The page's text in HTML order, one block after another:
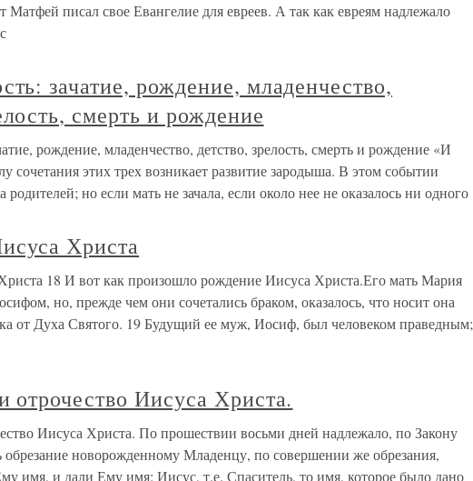
писал свое Евангелие для евреев. А так как евреям надлежало
зачатие, рождение, младенчество,
смерть и рождение
рождение, младенчество, детство, зрелость, смерть и рождение «И
сочетания этих трех возникает развитие зародыша. В этом событии
родителей; но если мать не зачала, если около нее не оказалось ни одного
Христа
18 И вот как произошло рождение Иисуса Христа.Его мать Мария
но, прежде чем они сочетались браком, оказалось, что носит она
от Духа Святого. 19 Будущий ее муж, Иосиф, был человеком праведным;
отрочество Иисуса Христа.
Иисуса Христа. По прошествии восьми дней надлежало, по Закону
новорожденному Младенцу, по совершении же обрезания,
имя, и дали Ему имя: Иисус, т.е. Спаситель, то имя, которое было дано